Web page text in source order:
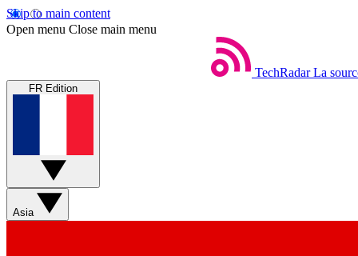
Skip to main content
Open menu Close main menu
TechRadar La
FR Edition
Asia